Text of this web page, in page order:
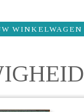
WINKELWAGEN